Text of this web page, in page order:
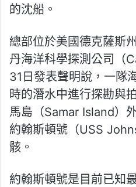
的沈船。
總部位於美國德克薩斯
丹海洋科學探測公司（
31日發表聲明說，一隊
時的潛水中進行探勘與
馬島（Samar Island）
約翰斯頓號（USS
骸。
約翰斯頓號是目前已知